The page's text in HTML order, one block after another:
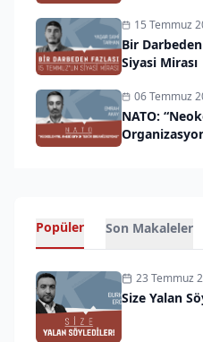
15 Temmuz
Bir Darbeden
Siyasi Mirası
06 Temmuz
NATO:
Popüler Son Makaleler
23 Temmuz
Size Yalan